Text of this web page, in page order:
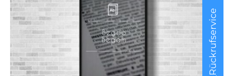
Rückrufservice